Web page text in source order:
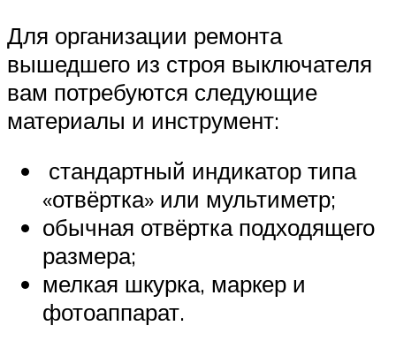
Для организации ремонта
вышедшего из строя выключателя
вам потребуются следующие
материалы и инструмент:
стандартный индикатор типа
«отвёртка» или мультиметр;
обычная отвёртка подходящего
размера;
мелкая шкурка, маркер и
фотоаппарат.